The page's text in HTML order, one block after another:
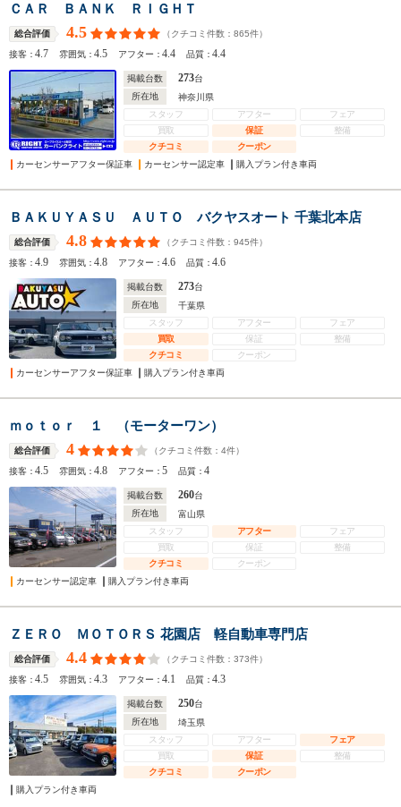
ＣＡＲ ＢＡＮＫ ＲＩＧＨＴ
総合評価 4.5 （クチコミ件数： 865件）
接客：4.7 雰囲気：4.5 アフター：4.4 品質：4.4
掲載台数 273台
所在地
神奈川県
スタッフ
アフター
フェア
買取
保証
整備
クチコミ
クーポン
カーセンサーアフター保証車
カーセンサー認定車 購入プラン付き車両
ＢＡＫＵＹＡＳＵ ＡＵＴＯ バクヤスオート 千葉北本店
総合評価 4.8 （クチコミ件数： 945件）
接客：4.9 雰囲気：4.8 アフター：4.6 品質：4.6
掲載台数 273台
所在地
千葉県
スタッフ
アフター
フェア
買取
保証
整備
クチコミ
クーポン
カーセンサーアフター保証車
購入プラン付き車両
ｍｏｔｏｒ １ （モーターワン）
総合評価 4 （クチコミ件数： 4件）
接客：4.5 雰囲気：4.8 アフター：5 品質：4
掲載台数 260台
所在地
富山県
スタッフ
アフター
フェア
買取
保証
整備
クチコミ
クーポン
カーセンサー認定車
購入プラン付き車両
ＺＥＲＯ ＭＯＴＯＲＳ 花園店 軽自動車専門店
総合評価 4.4 （クチコミ件数： 373件）
接客：4.5 雰囲気：4.3 アフター：4.1 品質：4.3
掲載台数 250台
所在地
埼玉県
スタッフ
アフター
フェア
買取
保証
整備
クチコミ
クーポン
購入プラン付き車両